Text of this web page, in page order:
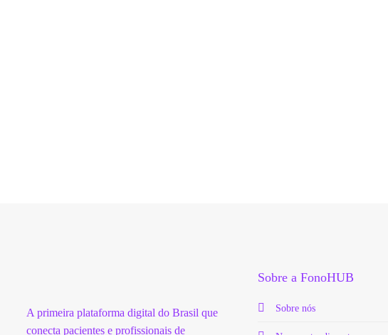
A primeira plataforma digital do Brasil que
conecta pacientes e profissionais de
Sobre a FonoHUB
Sobre nós